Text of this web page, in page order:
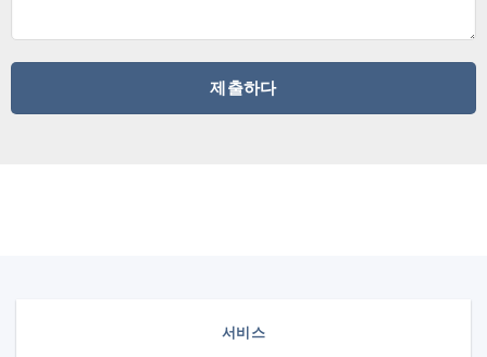
서비스